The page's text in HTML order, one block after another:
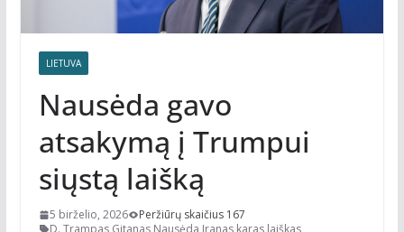
LIETUVA
Nausėda gavo
atsakymą į Trumpui
siųstą laišką
5 birželio, 2026
Peržiūrų skaičius 167